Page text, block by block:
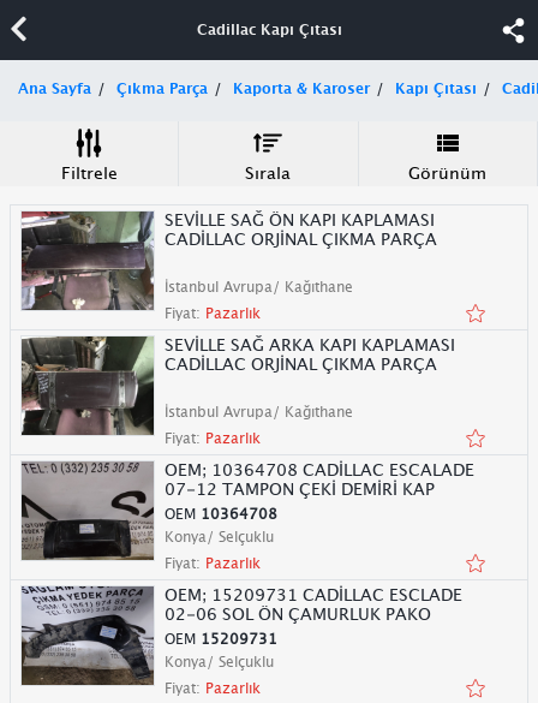
Cadillac Kapı Çıtası
Ana Sayfa Çıkma Parça Kaporta & Karoser Kapı Çıtası
Filtrele Sırala Görünüm
SEVİLLE SAĞ ÖN KAPI KAPLAMASI
CADİLLAC ORJİNAL ÇIKMA PARÇA
İstanbul Avrupa/ Kağıthane
Fiyat: Pazarlık
SEVİLLE SAĞ ARKA KAPI KAPLAMASI
CADİLLAC ORJİNAL ÇIKMA PARÇA
İstanbul Avrupa/ Kağıthane
Fiyat: Pazarlık
OEM; 10364708 CADİLLAC ESCALADE
07-12 TAMPON ÇEKİ DEMİRİ KAP
OEM 10364708
Konya/ Selçuklu
Fiyat: Pazarlık
OEM; 15209731 CADİLLAC ESCLADE
02-06 SOL ÖN ÇAMURLUK PAKO
OEM 15209731
Konya/ Selçuklu
Fiyat: Pazarlık